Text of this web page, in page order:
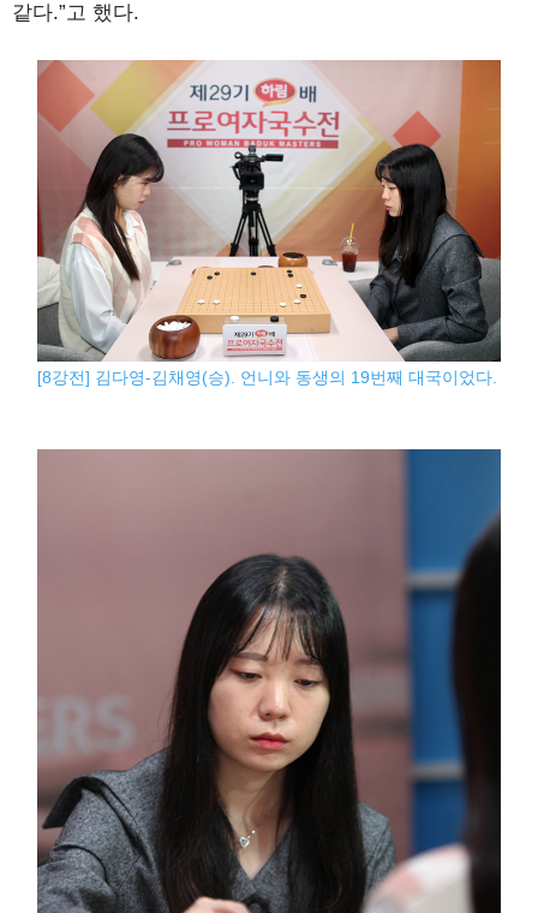
같다.”고 했다.
[8강전] 김다영-김채영(승). 언니와 동생의 19번째 대국이었다.